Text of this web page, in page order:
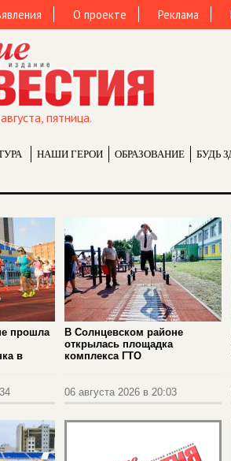
О проекте Реклама
пятница.
НАШИ ГЕРОИ ОБРАЗОВАНИЕ БУДЬ
прошла
в
В Солнцевском районе
открылась площадка
комплекса ГТО
06 августа 2026 в 20:03